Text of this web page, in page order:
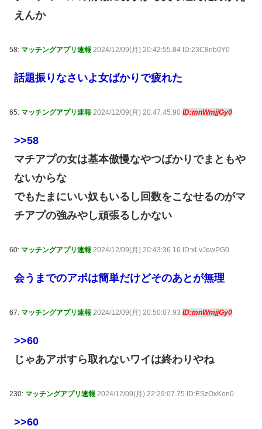
えんか
58: マッチングアプリ速報 2024/12/09(月) 20:42:55.84 ID:23C8nb0Y0
話題振りなさいよ女ばかりで疲れた
65: マッチングアプリ速報 2024/12/09(月) 20:47:45.90 ID:mnWmjjGy0
>>58
マチアプの女は基本傲慢なやつばかりでまともや
ないからな
でもたまにいい奴もいるし回数をこなせるのがマ
チアプの強みやし頑張るしかない
60: マッチングアプリ速報 2024/12/09(月) 20:43:36.16 ID:xLvJewPG0
会うまでのアポは簡単だけどそのあとが無理
67: マッチングアプリ速報 2024/12/09(月) 20:50:07.93 ID:mnWmjjGy0
>>60
じゃあアポすら取れないワイは終わりやね
230: マッチングアプリ速報 2024/12/09(月) 22:29:07.75 ID:ESzOxKon0
>>60